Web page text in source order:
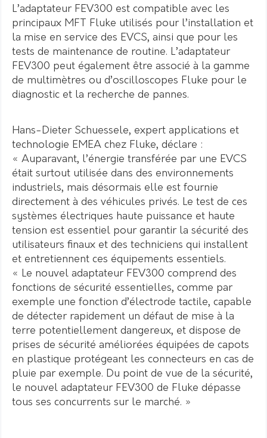
L’adaptateur FEV300 est compatible avec les
principaux MFT Fluke utilisés pour l’installation et
la mise en service des EVCS, ainsi que pour les
tests de maintenance de routine. L’adaptateur
FEV300 peut également être associé à la gamme
de multimètres ou d’oscilloscopes Fluke pour le
diagnostic et la recherche de pannes.
Hans-Dieter Schuessele, expert applications et
technologie EMEA chez Fluke, déclare :
« Auparavant, l’énergie transférée par une EVCS
était surtout utilisée dans des environnements
industriels, mais désormais elle est fournie
directement à des véhicules privés. Le test de ces
systèmes électriques haute puissance et haute
tension est essentiel pour garantir la sécurité des
utilisateurs finaux et des techniciens qui installent
et entretiennent ces équipements essentiels.
« Le nouvel adaptateur FEV300 comprend des
fonctions de sécurité essentielles, comme par
exemple une fonction d’électrode tactile, capable
de détecter rapidement un défaut de mise à la
terre potentiellement dangereux, et dispose de
prises de sécurité améliorées équipées de capots
en plastique protégeant les connecteurs en cas de
pluie par exemple. Du point de vue de la sécurité,
le nouvel adaptateur FEV300 de Fluke dépasse
tous ses concurrents sur le marché. »